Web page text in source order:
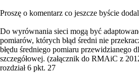
Proszę o komentarz co jeszcze byście
Do wyrównania sieci mogą być
pomiarów, których błąd średni nie
błędu średniego pomiaru przewidzianego
szczegółowej. (załącznik do RMAiC z
rozdział 6 pkt. 27